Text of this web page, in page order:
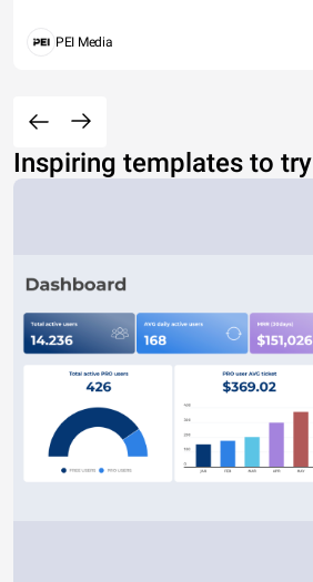
PEI Media
Inspiring templates to try